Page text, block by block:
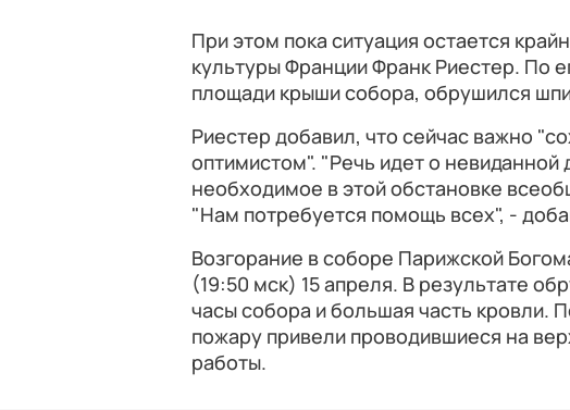
При этом пока ситуация остается
культуры Франции Франк Риестер. По
площади крыши собора, обрушился
Риестер добавил, что сейчас важно
оптимистом". "Речь идет о невиданной
необходимое в этой обстановке
"Нам потребуется помощь всех", -
Возгорание в соборе Парижской
(19:50 мск) 15 апреля. В результате
часы собора и большая часть кровли.
пожару привели проводившиеся на
работы.